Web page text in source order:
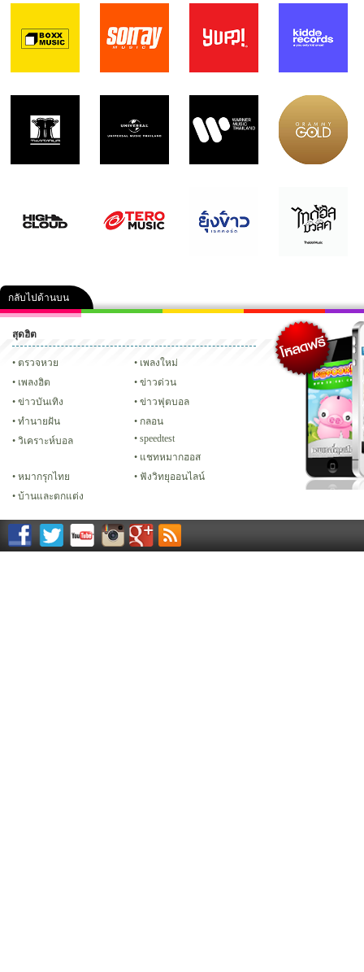
กลับไปด้านบน
คลิป ภาพ ปฏิทิน 2556 เฟซบุ๊ก ทวิ
Glitter
สุดฮิต
ตรวจหวย
เพลงใหม่
เพลงฮิต
ข่าวด่วน
ข่าวบันเทิง
ข่าวฟุตบอล
ทํานายฝัน
กลอน
วิเคราะห์บอล
speedtest
แชทหมากฮอส
หมากรุกไทย
ฟังวิทยุออนไลน์
บ้านและตกแต่ง